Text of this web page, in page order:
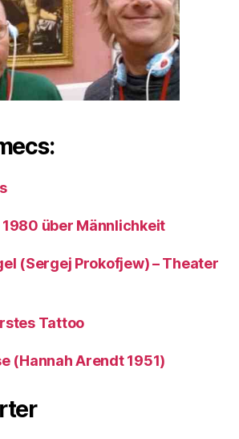
über Männlichkeit
(Sergej Prokofjew) – Theater
Tattoo
(Hannah Arendt 1951)